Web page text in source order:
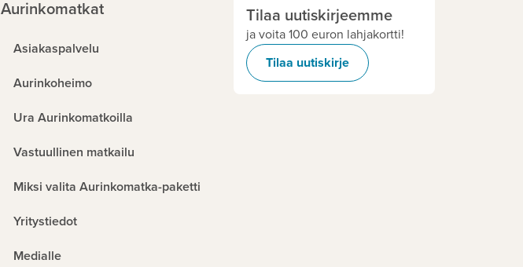
Aurinkomatkat
Asiakaspalvelu
Aurinkoheimo
Ura Aurinkomatkoilla
Vastuullinen matkailu
Miksi valita Aurinkomatka-paketti
Yritystiedot
Medialle
Tilaa uutiskirjeemme
ja voita 100 euron lahjakortti!
Tilaa uutiskirje